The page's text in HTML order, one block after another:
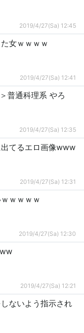
2019/4/27(Sa) 12:45
女ｗｗｗｗ
2019/4/27(Sa) 12:41
普通科理系 やろ
2019/4/27(Sa) 12:35
出てるエロ画像www
2019/4/27(Sa) 12:31
ｗｗｗｗ
2019/4/27(Sa) 12:30
2019/4/27(Sa) 12:21
ないよう指示され